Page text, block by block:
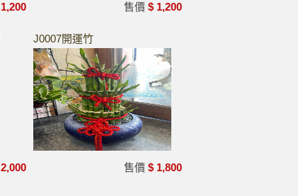
售價$ 1,200
J0007開運竹
售價$ 1,800